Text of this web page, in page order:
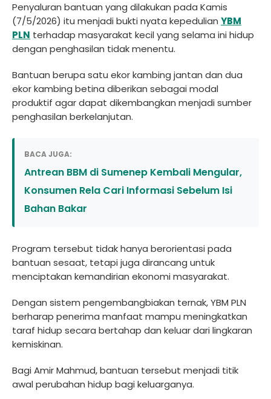
Penyaluran bantuan yang dilakukan pada Kamis
(7/5/2026) itu menjadi bukti nyata kepedulian YBM
PLN terhadap masyarakat kecil yang selama ini hidup
dengan penghasilan tidak menentu.
Bantuan berupa satu ekor kambing jantan dan dua
ekor kambing betina diberikan sebagai modal
produktif agar dapat dikembangkan menjadi sumber
penghasilan berkelanjutan.
BACA JUGA:
Antrean BBM di Sumenep Kembali Mengular,
Konsumen Rela Cari Informasi Sebelum Isi
Bahan Bakar
Program tersebut tidak hanya berorientasi pada
bantuan sesaat, tetapi juga dirancang untuk
menciptakan kemandirian ekonomi masyarakat.
Dengan sistem pengembangbiakan ternak, YBM PLN
berharap penerima manfaat mampu meningkatkan
taraf hidup secara bertahap dan keluar dari lingkaran
kemiskinan.
Bagi Amir Mahmud, bantuan tersebut menjadi titik
awal perubahan hidup bagi keluarganya.